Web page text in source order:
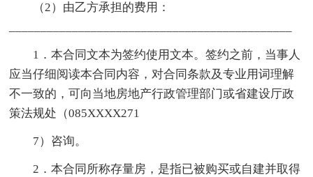
（2）由乙方承担的费用：
1．本合同文本为签约使用文本。签约之前，当事人
应当仔细阅读本合同内容，对合同条款及专业用词理解
不一致的，可向当地房地产行政管理部门或省建设厅政
策法规处（085XXXX271
7）咨询。
2．本合同所称存量房，是指已被购买或自建并取得